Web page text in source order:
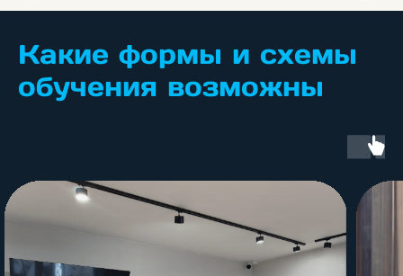
Какие формы и схемы
обучения возможны